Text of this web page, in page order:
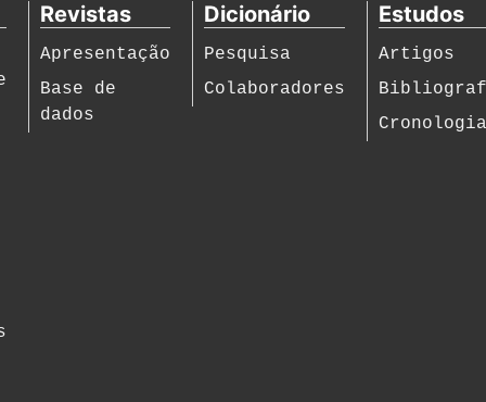
Revistas
Apresentação
Base de
dados
Dicionário
Pesquisa
Colaboradores
Estudos
Artigos